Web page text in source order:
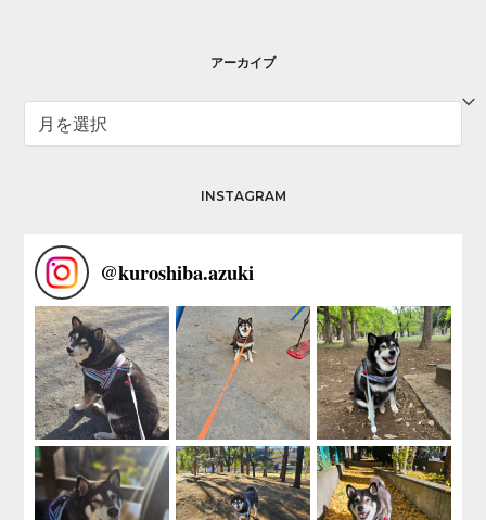
アーカイブ
ー
INSTAGRAM
@kuroshiba.azuki